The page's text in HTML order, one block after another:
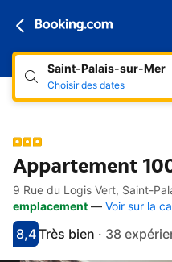
Saint-Palais-sur-Mer
Choisir des dates
Appartement
Accès rapides
Aller à la description
Aller aux équipements
Aller aux hébergements
Aller aux conditions
9 Rue du Logis Vert, Saint-
emplacement — Voir sur la
Avec une note de 8.4
8,4
très bienTrès bien · 38